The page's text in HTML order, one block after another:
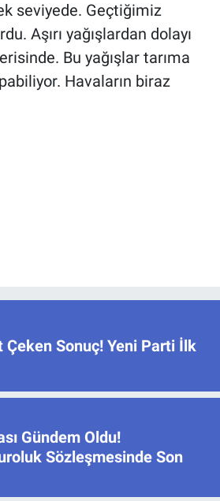
seviyede. Geçtiğimiz
Aşırı yağışlardan dolayı
Bu yağışlar tarıma
Havaların biraz
Sonuç! Yeni Parti İlk
Gündem Oldu!
Sözleşmesinde Son